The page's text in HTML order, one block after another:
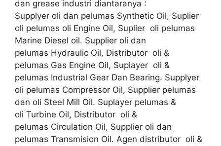
dan grease industri diantaranya :
Supplyer oli dan pelumas Synthetic Oil, Suplier
oli pelumas oli Engine Oil, Suplier oli pelumas
Marine Diesel oil. Supplier oli dan
pelumas Hydraulic Oil, Distributor oli &
pelumas Gas Engine Oil, Suplayer oli &
pelumas Industrial Gear Dan Bearing. Supplyer
oli pelumas Compressor Oil, Supplier pelumas
dan oli Steel Mill Oil. Suplayer pelumas &
oli Turbine Oil, Distributor oli &
pelumas Circulation Oil, Supplier oli dan
pelumas Transmision Oil. Agen distributor oli &